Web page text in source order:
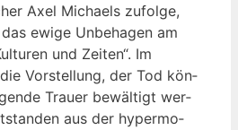
Axel Micha­els zufol­ge,
ewi­ge Unbe­ha­gen am
und Zei­ten“. Im
Vor­stel­lung, der Tod kön­
Trau­er bewäl­tigt wer­
aus der hyper­mo­